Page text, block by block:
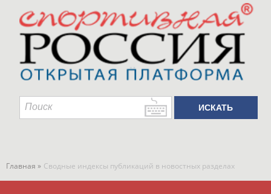
Главная » Сводные индексы публикаций в новостных разделах